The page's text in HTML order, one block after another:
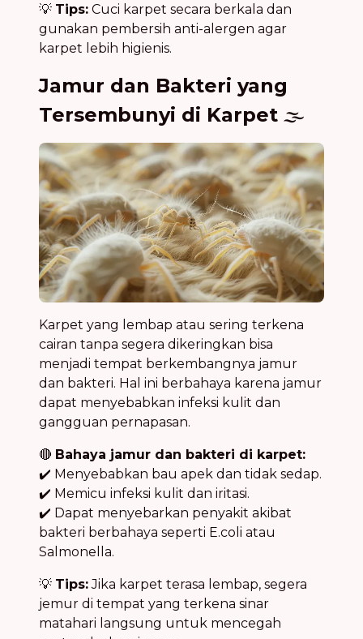
💡 Tips: Cuci karpet secara berkala dan
gunakan pembersih anti-alergen agar
karpet lebih higienis.
Jamur dan Bakteri yang
Tersembunyi di Karpet 🌫️
Karpet yang lembap atau sering terkena
cairan tanpa segera dikeringkan bisa
menjadi tempat berkembangnya jamur
dan bakteri. Hal ini berbahaya karena jamur
dapat menyebabkan infeksi kulit dan
gangguan pernapasan.
🔴 Bahaya jamur dan bakteri di karpet:
✔️ Menyebabkan bau apek dan tidak sedap.
✔️ Memicu infeksi kulit dan iritasi.
✔️ Dapat menyebarkan penyakit akibat
bakteri berbahaya seperti E.coli atau
Salmonella.
💡 Tips:Jika karpet terasa lembap, segera
jemur di tempat yang terkena sinar
matahari langsung untuk mencegah